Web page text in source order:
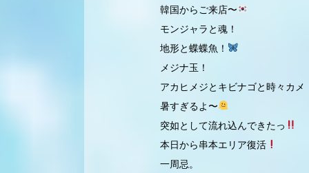
韓国からご来店〜
モンジャラと魂！
地形と蝶蝶魚！
メジナ玉！
アカヒメジとキビナゴと時々カメ
暑すぎるよ〜
突如として流れ込んできたっ
本日から串本エリア復活
一周忌。